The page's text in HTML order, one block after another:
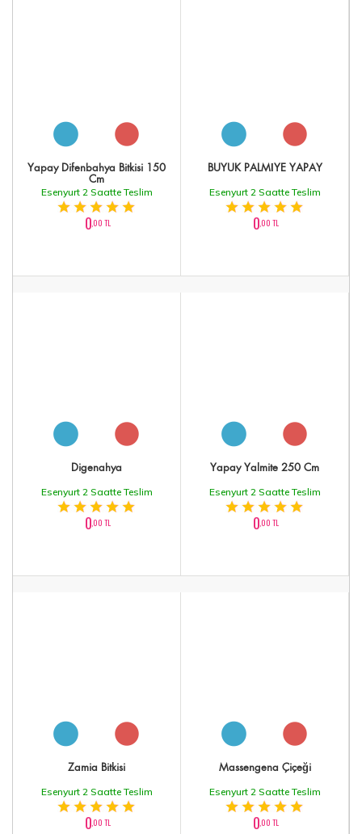
Yapay Difenbahya Bitkisi 150
Cm
Esenyurt 2 Saatte Teslim
0,00 TL
BÜYÜK PALMİYE YAPAY
Esenyurt 2 Saatte Teslim
0,00 TL
Digenahya
Esenyurt 2 Saatte Teslim
0,00 TL
Yapay Yalmite 250 Cm
Esenyurt 2 Saatte Teslim
0,00 TL
Zamia Bitkisi
Esenyurt 2 Saatte Teslim
0,00 TL
Massengena Çiçeği
Esenyurt 2 Saatte Teslim
0,00 TL